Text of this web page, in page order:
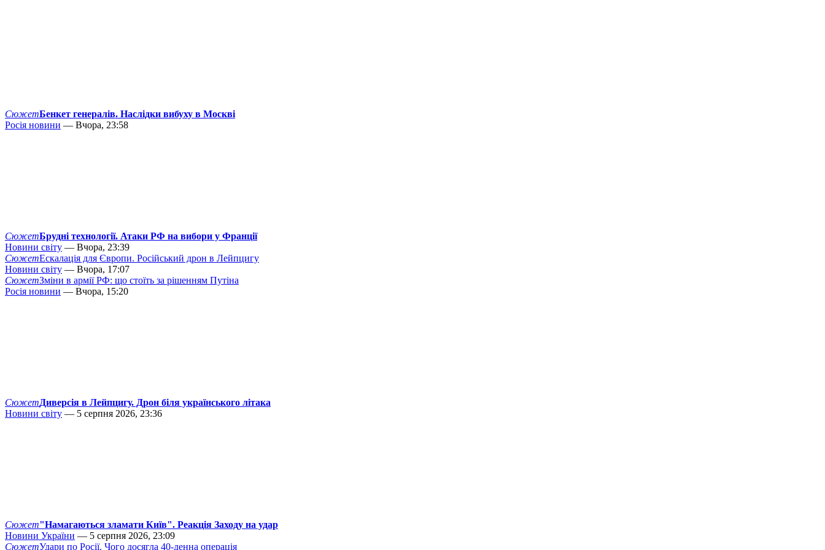
СюжетБенкет генералів. Наслідки вибуху в Москві
Росія новини — Вчора, 23:58
СюжетБрудні технології. Атаки РФ на вибори у Франції
Новини світу — Вчора, 23:39
СюжетЕскалація для Європи. Російський дрон в Лейпцигу
Новини світу — Вчора, 17:07
СюжетЗміни в армії РФ: що стоїть за рішенням Путіна
Росія новини — Вчора, 15:20
СюжетДиверсія в Лейпцигу. Дрон біля українського літака
Новини світу — 5 серпня 2026, 23:36
Сюжет"Намагаються зламати Київ". Реакція Заходу на удар
Новини України — 5 серпня 2026, 23:09
СюжетУдари по Росії. Чого досягла 40-денна операція